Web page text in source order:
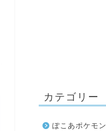
カテゴリー
ぽこあポケモン